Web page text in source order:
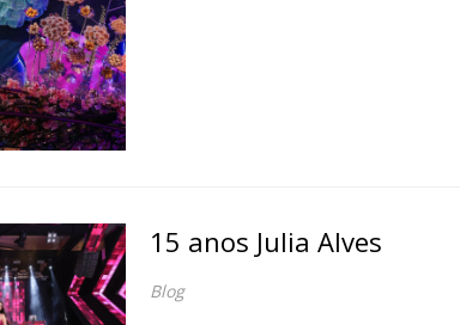
15 anos Julia Alves
Blog